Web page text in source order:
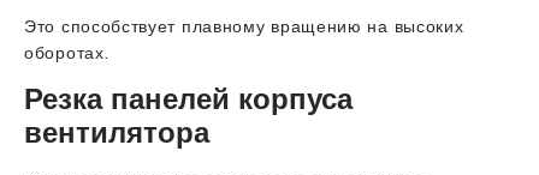
Это способствует плавному вращению на высоких
оборотах.
Резка панелей корпуса
вентилятора